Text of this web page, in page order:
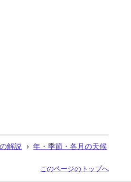
解説 年・季節・各月の天候
このページのトップへ